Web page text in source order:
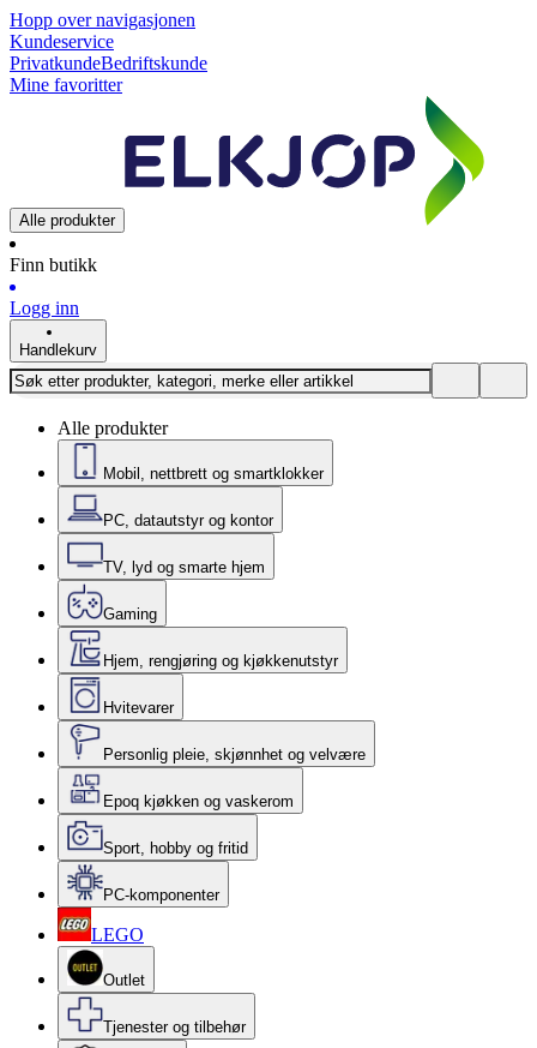
Hopp over navigasjonen
Kundeservice
PrivatkundeBedriftskunde
Mine favoritter
Alle produkter
Finn butikk
Logg inn
Handlekurv
Alle produkter
Mobil, nettbrett og smartklokker
PC, datautstyr og kontor
TV, lyd og smarte hjem
Gaming
Hjem, rengjøring og kjøkkenutstyr
Hvitevarer
Personlig pleie, skjønnhet og velvære
Epoq kjøkken og vaskerom
Sport, hobby og fritid
PC-komponenter
LEGO
Outlet
Tjenester og tilbehør